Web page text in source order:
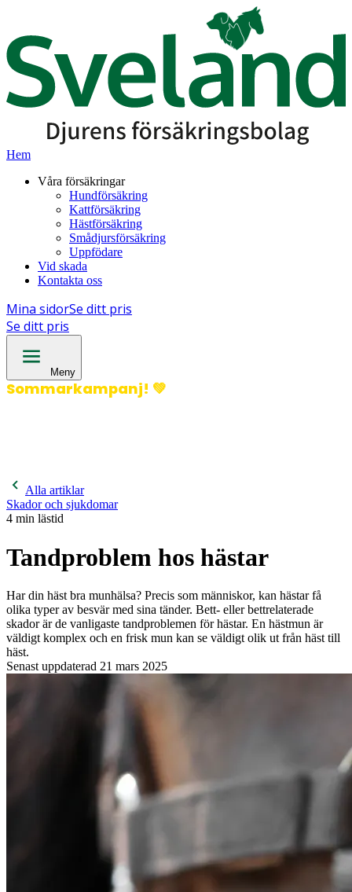
Hem
Våra försäkringar
Hundförsäkring
Kattförsäkring
Hästförsäkring
Smådjursförsäkring
Uppfödare
Vid skada
Kontakta oss
Mina sidorSe ditt pris
Se ditt pris
Meny
Sommarkampanj! 💚
Alla artiklar
Skador och sjukdomar
4 min lästid
Tandproblem hos hästar
Har din häst bra munhälsa? Precis som människor, kan hästar få
olika typer av besvär med sina tänder. Bett- eller bettrelaterade
skador är de vanligaste tandproblemen för hästar. En hästmun är
väldigt komplex och en frisk mun kan se väldigt olik ut från häst till
häst.
Senast uppdaterad 21 mars 2025